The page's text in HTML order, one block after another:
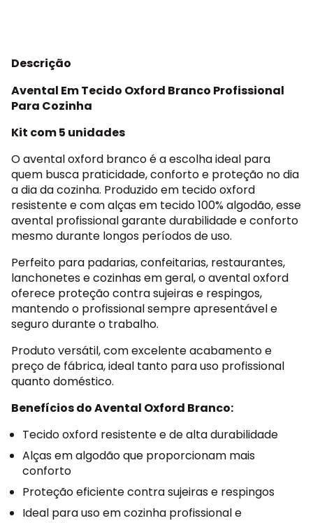
Descrição
Avental Em Tecido Oxford Branco Profissional
Para Cozinha
Kit com 5 unidades
O avental oxford branco é a escolha ideal para
quem busca praticidade, conforto e proteção no dia
a dia da cozinha. Produzido em tecido oxford
resistente e com alças em tecido 100% algodão, esse
avental profissional garante durabilidade e conforto
mesmo durante longos períodos de uso.
Perfeito para padarias, confeitarias, restaurantes,
lanchonetes e cozinhas em geral, o avental oxford
oferece proteção contra sujeiras e respingos,
mantendo o profissional sempre apresentável e
seguro durante o trabalho.
Produto versátil, com excelente acabamento e
preço de fábrica, ideal tanto para uso profissional
quanto doméstico.
Benefícios do Avental Oxford Branco:
Tecido oxford resistente e de alta durabilidade
Alças em algodão que proporcionam mais
conforto
Proteção eficiente contra sujeiras e respingos
Ideal para uso em cozinha profissional e